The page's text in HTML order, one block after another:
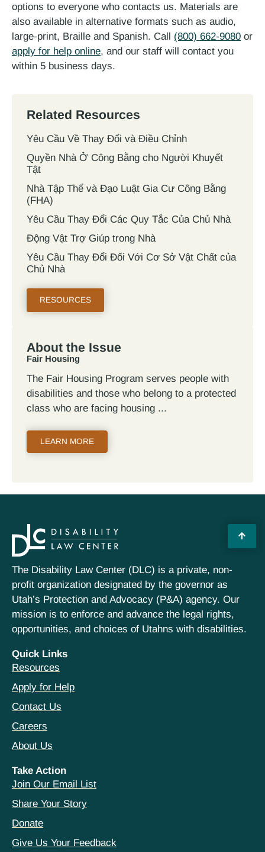
options to everyone who contacts us. Materials are
also available in alternative formats such as audio,
large-print, Braille and Spanish. Call (800) 662-9080 or
apply for help online, and our staff will contact you
within 5 business days.
Related Resources
Yêu Cầu Về Thay Đổi và Điều Chỉnh
Quyền Nhà Ở Công Bằng cho Người Khuyết
Tật
Nhà Tập Thể và Đạo Luật Gia Cư Công Bằng
(FHA)
Yêu Cầu Thay Đổi Các Quy Tắc Của Chủ Nhà
Động Vật Trợ Giúp trong Nhà
Yêu Cầu Thay Đổi Đối Với Cơ Sở Vật Chất của
Chủ Nhà
RESOURCES
About the Issue
Fair Housing
The Fair Housing Program serves people with
disabilities and those who belong to a protected
class who are facing housing
LEARN MORE
The Disability Law Center (DLC) is a private, non-
profit organization designated by the governor as
Utah’s Protection and Advocacy (P&A) agency. Our
mission is to enforce and advance the legal rights,
opportunities, and choices of Utahns with disabilities.
Quick Links
Resources
Apply for Help
Contact Us
Careers
About Us
Take Action
Join Our Email List
Share Your Story
Donate
Give Us Your Feedback